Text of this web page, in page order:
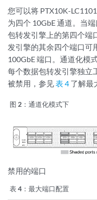
您可以将 PTX10K-
为四个 10GbE 通道。当
包转发引擎上的第四个端
发引擎的其余四个端口可
100GbE 端口。通道化模
每个数据包转发引擎独立
被禁用，参见表 4 了解最
图 2： 通道化模式下
禁用的端口
表 4： 最大端口配置